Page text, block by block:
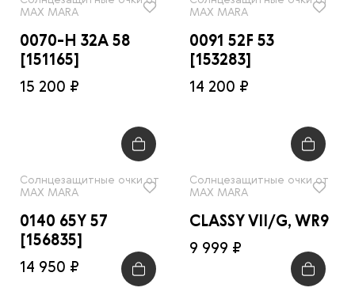
MAX MARA
0070-H 32A 58
[151165]
15 200 ₽
MAX MARA
0091 52F 53
[153283]
14 200 ₽
Солнцезащитные очки от
MAX MARA
0140 65Y 57
[156835]
14 950 ₽
Солнцезащитные очки от
MAX MARA
CLASSY VII/G, WR9
9 999 ₽